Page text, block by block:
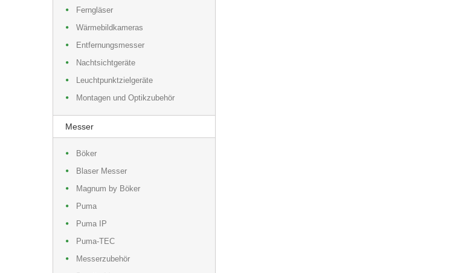
Ferngläser
Wärmebildkameras
Entfernungsmesser
Nachtsichtgeräte
Leuchtpunktzielgeräte
Montagen und Optikzubehör
Messer
Böker
Blaser Messer
Magnum by Böker
Puma
Puma IP
Puma-TEC
Messerzubehör